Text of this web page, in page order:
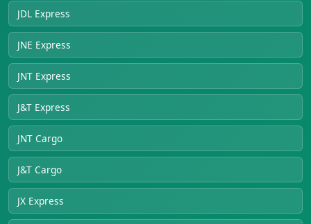
JDL Express
JNE Express
JNT Express
J&T Express
JNT Cargo
J&T Cargo
JX Express